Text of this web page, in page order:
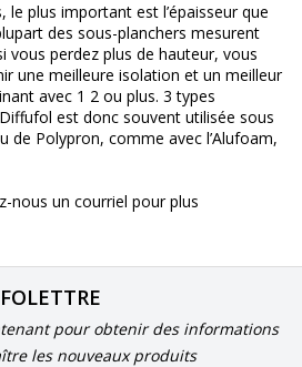
le plus important est l’épaisseur que
des sous-planchers mesurent
vous perdez plus de hauteur, vous
une meilleure isolation et un meilleur
avec 1 2 ou plus. 3 types
est donc souvent utilisée sous
de Polypron, comme avec l’Alufoam,
nous un courriel pour plus
pour obtenir des informations
les nouveaux produits